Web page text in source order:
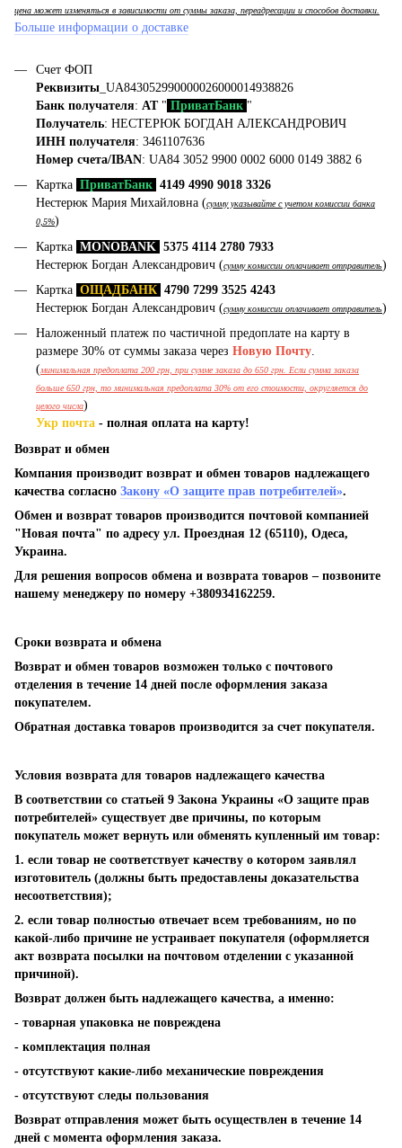
цена может изменяться в зависимости от суммы заказа, переадресации и способов доставки.
Больше информации о доставке
Счет ФОП
Реквизиты _UA843052990000026000014938826
Банк получателя: АТ" ПриватБанк "
Получатель: НЕСТЕРЮК БОГДАН АЛЕКСАНДРОВИЧ
ИНН получателя: 3461107636
Номер счета/IBAN: UA84 3052 9900 0002 6000 0149 3882 6
Картка ПриватБанк 4149 4990 9018 3326
Нестерюк Мария Михайловна (сумму указывайте с учетом комиссии банка
0,5%)
Картка MONOBANK 5375 4114 2780 7933
Нестерюк Богдан Александрович (сумму комиссии оплачивает отправитель)
Картка ОЩАДБАНК 4790 7299 3525 4243
Нестерюк Богдан Александрович (сумму комиссии оплачивает отправитель)
Наложенный платеж по частичной предоплате на карту в
размере 30% от суммы заказа через Новую Почту.
(минимальная предоплата 200 грн, при сумме заказа до 650 грн. Если сумма заказа
больше 650 грн, то минимальная предоплата 30% от его стоимости, округляется до
целого числа)
Укр почта - полная оплата на карту!
Возврат и обмен
Компания производит возврат и обмен товаров надлежащего
качества согласно Закону «О защите прав потребителей».
Обмен и возврат товаров производится почтовой компанией
"Новая почта" по адресу ул. Проездная 12 (65110), Одеса,
Украина.
Для решения вопросов обмена и возврата товаров – позвоните
нашему менеджеру по номеру +380934162259.
Сроки возврата и обмена
Возврат и обмен товаров возможен только с почтового
отделения в течение 14 дней после оформления заказа
покупателем.
Обратная доставка товаров производится за счет покупателя.
Условия возврата для товаров надлежащего качества
В соответствии со статьей 9 Закона Украины «О защите прав
потребителей» существует две причины, по которым
покупатель может вернуть или обменять купленный им товар:
1. если товар не соответствует качеству о котором заявлял
изготовитель (должны быть предоставлены доказательства
несоответствия);
2. если товар полностью отвечает всем требованиям, но по
какой-либо причине не устраивает покупателя (оформляется
акт возврата посылки на почтовом отделении с указанной
причиной).
Возврат должен быть надлежащего качества, а именно:
- товарная упаковка не повреждена
- комплектация полная
- отсутствуют какие-либо механические повреждения
- отсутствуют следы пользования
Возврат отправления может быть осуществлен в течение 14
дней с момента оформления заказа.